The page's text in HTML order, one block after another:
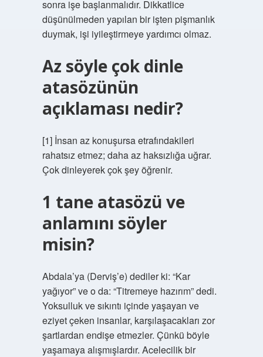
sonra işe başlanmalıdır. Dikkatlice
düşünülmeden yapılan bir işten pişmanlık
duymak, işi iyileştirmeye yardımcı olmaz.
Az söyle çok dinle
atasözünün
açıklaması nedir?
[1] İnsan az konuşursa etrafındakileri
rahatsız etmez; daha az haksızlığa uğrar.
Çok dinleyerek çok şey öğrenir.
1 tane atasözü ve
anlamını söyler
misin?
Abdala’ya (Derviş’e) dediler ki: “Kar
yağıyor” ve o da: “Titremeye hazırım” dedi.
Yoksulluk ve sıkıntı içinde yaşayan ve
eziyet çeken insanlar, karşılaşacakları zor
şartlardan endişe etmezler. Çünkü böyle
yaşamaya alışmışlardır. Acelecilik bir